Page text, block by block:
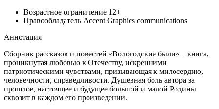
Возрастное ограничение 12+
Правообладатель Accent Graphics communications
Аннотация
Сборник рассказов и повестей «Вологодские были» – книга,
проникнутая любовью к Отечеству, искренними
патриотическими чувствами, призывающая к милосердию,
человечности, справедливости. Душевная боль автора за
прошлое, настоящее и будущее большой и малой Родины
сквозит в каждом его произведении.